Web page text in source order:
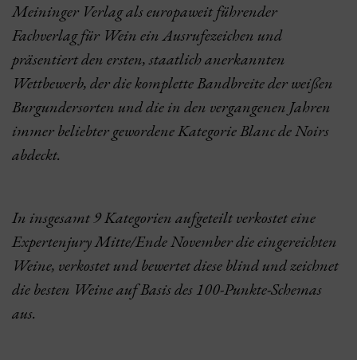
Meininger Verlag als europaweit führender
Fachverlag für Wein ein Ausrufezeichen und
präsentiert den ersten, staatlich anerkannten
Wettbewerb, der die komplette Bandbreite der weißen
Burgundersorten und die in den vergangenen Jahren
immer beliebter gewordene Kategorie Blanc de Noirs
abdeckt.
In insgesamt 9 Kategorien aufgeteilt verkostet eine
Expertenjury Mitte/Ende November die eingereichten
Weine, verkostet und bewertet diese blind und zeichnet
die besten Weine auf Basis des 100-Punkte-Schemas
aus.